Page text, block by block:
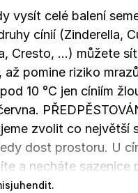
vysít celé balení
cínií (Zinderella,
Cresto, ...) můžete
pomine riziko
10 °C jen cíniím
zvolit co největší
dost prostoru. U
a necháte sazenice